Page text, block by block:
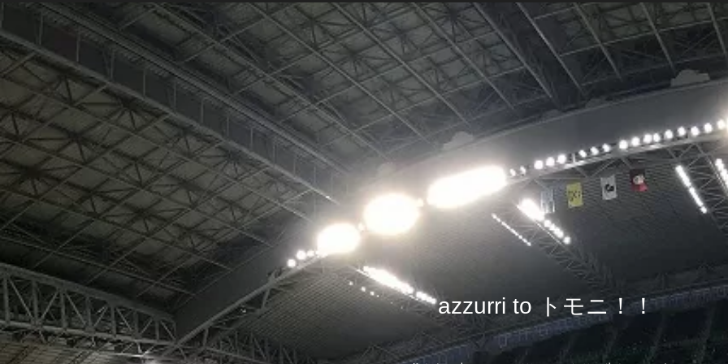
azzurri to トモニ！！